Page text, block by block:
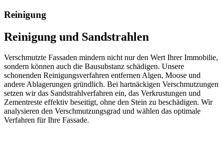
Reinigung
Reinigung und Sandstrahlen
Verschmutzte Fassaden mindern nicht nur den Wert Ihrer Immobilie,
sondern können auch die Bausubstanz schädigen. Unsere
schonenden Reinigungsverfahren entfernen Algen, Moose und
andere Ablagerungen gründlich. Bei hartnäckigen Verschmutzungen
setzen wir das Sandstrahlverfahren ein, das Verkrustungen und
Zementreste effektiv beseitigt, ohne den Stein zu beschädigen. Wir
analysieren den Verschmutzungsgrad und wählen das optimale
Verfahren für Ihre Fassade.